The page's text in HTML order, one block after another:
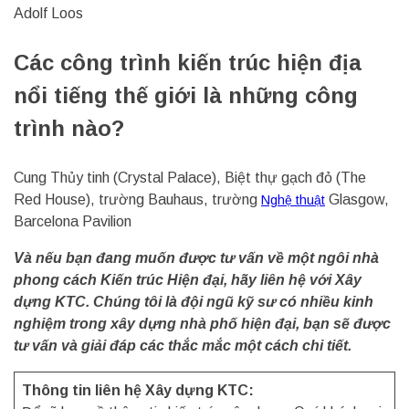
Adolf Loos
Các công trình kiến trúc hiện địa
nổi tiếng thế giới là những công
trình nào?
Cung Thủy tinh (Crystal Palace), Biệt thự gạch đỏ (The
Red House), trường Bauhaus, trường Nghệ thuật Glasgow,
Barcelona Pavilion
Và nếu bạn đang muốn được tư vấn về một ngôi nhà
phong cách Kiến trúc Hiện đại, hãy liên hệ với Xây
dựng KTC. Chúng tôi là đội ngũ kỹ sư có nhiều kinh
nghiệm trong xây dựng nhà phố hiện đại, bạn sẽ được
tư vấn và giải đáp các thắc mắc một cách chi tiết.
Thông tin liên hệ Xây dựng KTC: